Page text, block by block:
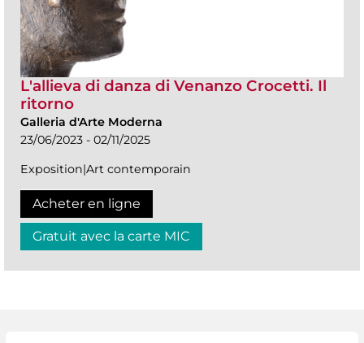
L'allieva di danza di Venanzo Crocetti. Il
ritorno
Galleria d'Arte Moderna
23/06/2023 - 02/11/2025
Exposition|Art contemporain
Acheter en ligne
Gratuit avec la carte MIC